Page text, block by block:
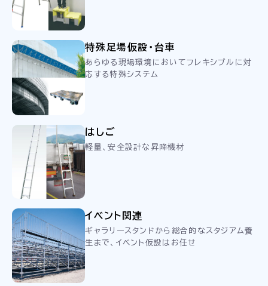
特殊足場仮設・台車
あらゆる現場環境においてフレキシブルに対
応する特殊システム
はしご
軽量、安全設計な昇降機材
イベント関連
ギャラリースタンドから総合的なスタジアム養
生まで、イベント仮設はお任せ